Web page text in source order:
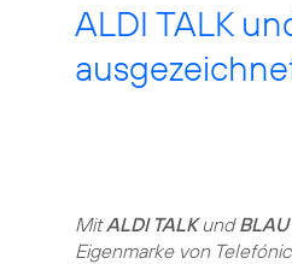
ALDI TALK
MitALDI TALKundBLAU
Eigenmarke von